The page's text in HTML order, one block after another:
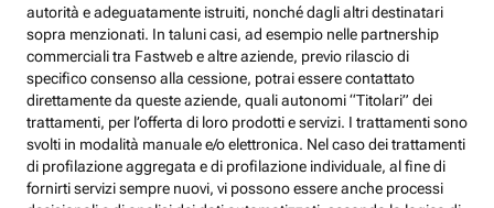
autorità e adeguatamente istruiti, nonché dagli altri destinatari
sopra menzionati. In taluni casi, ad esempio nelle partnership
commerciali tra Fastweb e altre aziende, previo rilascio di
specifico consenso alla cessione, potrai essere contattato
direttamente da queste aziende, quali autonomi “Titolari” dei
trattamenti, per l’offerta di loro prodotti e servizi. I trattamenti sono
svolti in modalità manuale e/o elettronica. Nel caso dei trattamenti
di profilazione aggregata e di profilazione individuale, al fine di
fornirti servizi sempre nuovi, vi possono essere anche processi